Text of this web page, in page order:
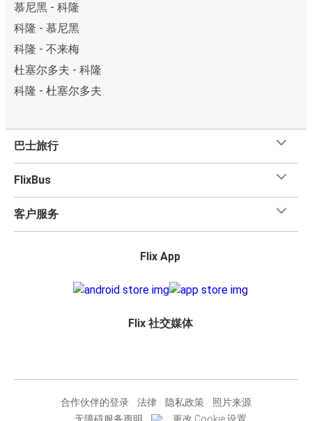
慕尼黑 - 科隆
科隆 - 慕尼黑
科隆 - 不来梅
杜塞尔多夫 - 科隆
科隆 - 杜塞尔多夫
巴士旅行
FlixBus
客户服务
Flix App
Flix 社交媒体
合作伙伴的登录 法律 隐私政策
照片来源